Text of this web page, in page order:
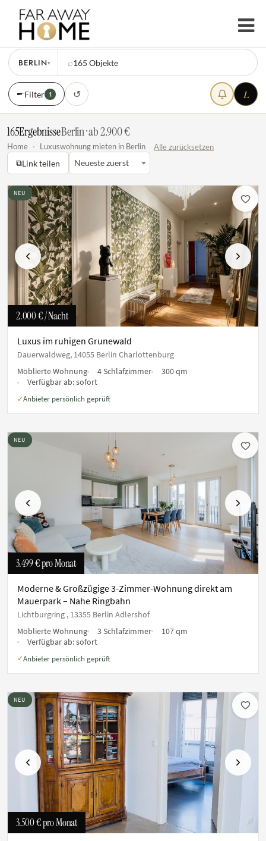
BERLIN▾ ⌕165 Objekte
Filter 1 ↺ L
165Ergebnisse·Berlin · ab 2.900 €
Home · Luxuswohnung mieten in Berlin Alle zurücksetzen
⧉Link teilen Neueste zuerst
Vorherige Nächste
NEU
2.000 €/ Nacht
Luxus im ruhigen Grunewald
Dauerwaldweg, 14055 Berlin Charlottenburg
Möblierte Wohnung
4 Schlafzimmer
300 qm
Verfügbar ab:sofort
✓Anbieter persönlich geprüft
Vorherige Nächste
NEU
3.499 €pro Monat
Moderne & Großzügige 3-Zimmer-Wohnung direkt am
Mauerpark – Nahe Ringbahn
Lichtburgring , 13355 Berlin Adlershof
Möblierte Wohnung
3 Schlafzimmer
107 qm
Verfügbar ab:sofort
✓Anbieter persönlich geprüft
Vorherige Nächste
NEU
3.500 €pro Monat